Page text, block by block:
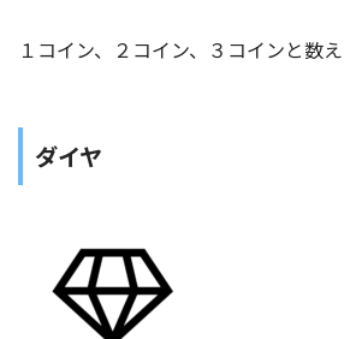
１コイン、２コイン、３コインと数え
ダイヤ